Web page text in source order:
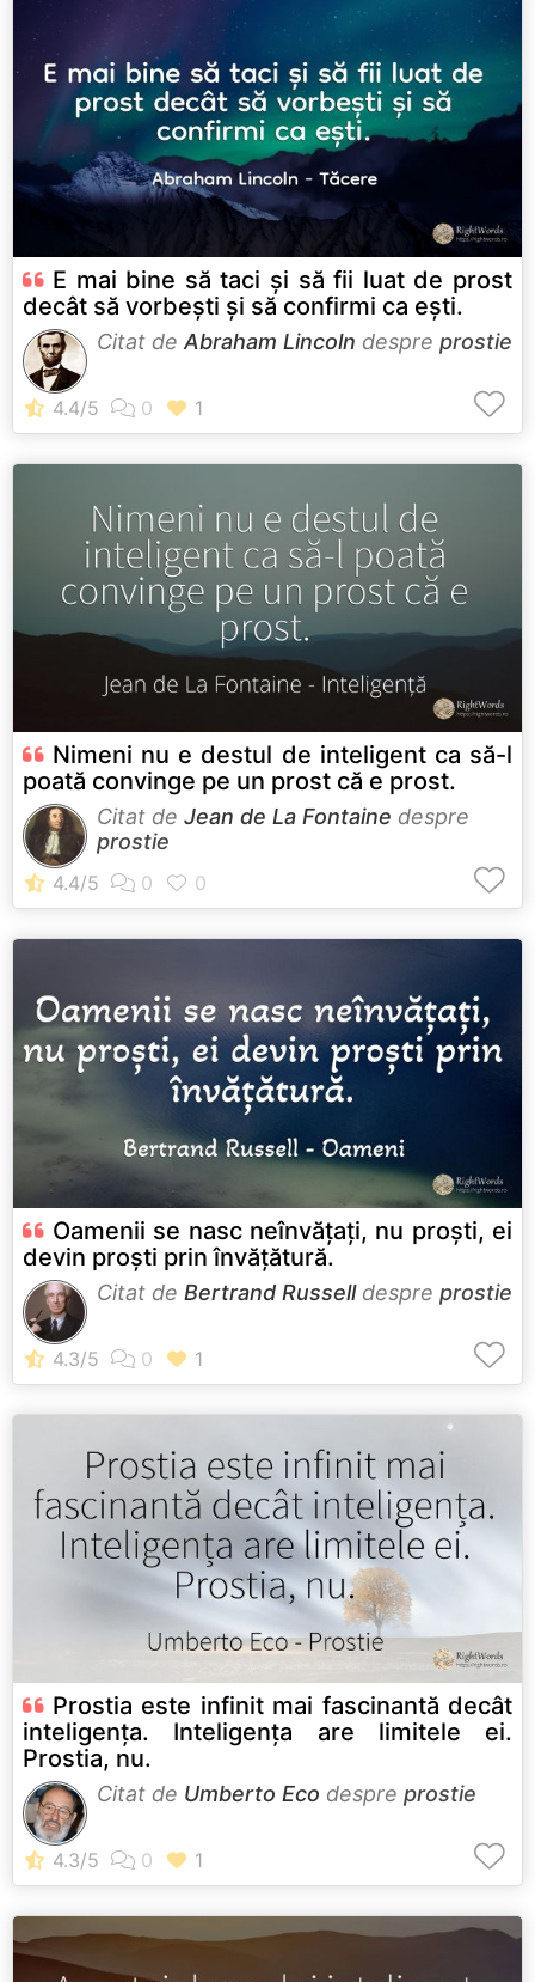
E mai bine să taci și să fii luat de prost
decât să vorbești și să confirmi ca ești.
Citat de Abraham Lincoln despre prostie
Nimeni nu e destul de inteligent ca să-l
poată convinge pe un prost că e prost.
Citat de Jean de La Fontaine despre
prostie
Oamenii se nasc neînvățați, nu proști, ei
devin proști prin învățătură.
Citat de Bertrand Russelldespre prostie
Prostia este infinit mai fascinantă decât
inteligența. Inteligența are limitele ei.
Prostia, nu.
Citat de Umberto Eco despre prostie